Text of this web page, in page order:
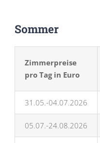
Sommer
Zimmerpreise
pro Tag in Euro
31.05.-04.07.2026
05.07.-24.08.2026